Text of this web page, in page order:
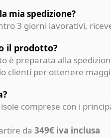
mia spedizione?
3 giorni lavorativi,
il prodotto?
è preparata alla
clienti per ottenere
comprese con i
da 349€ iva inclusa